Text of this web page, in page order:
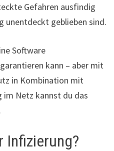
Gefahren ausfindig
unentdeckt geblieben sind.
Software
kann – aber mit
in Kombination mit
im Netz kannst du das
Infizierung?